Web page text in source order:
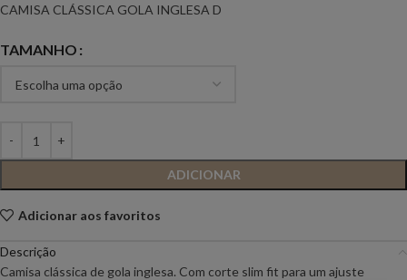
CAMISA CLÁSSICA GOLA INGLESA D
TAMANHO
ADICIONAR
Adicionar aos favoritos
Descrição
Camisa clássica de gola inglesa. Com corte slim fit para um ajuste